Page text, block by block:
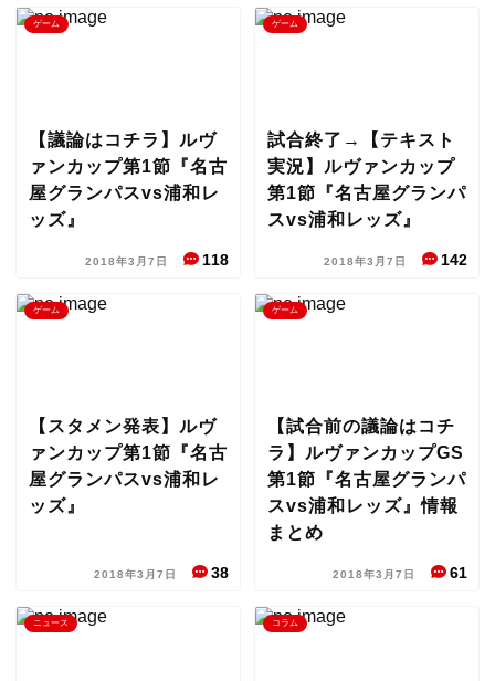
ゲーム
【議論はコチラ】ルヴ
ァンカップ第1節『名古
屋グランパスvs浦和レ
ッズ』
2018年3月7日 118
ゲーム
試合終了→【テキスト
実況】ルヴァンカップ
第1節『名古屋グランパ
スvs浦和レッズ』
2018年3月7日 142
ゲーム
【スタメン発表】ルヴ
ァンカップ第1節『名古
屋グランパスvs浦和レ
ッズ』
2018年3月7日 38
ゲーム
【試合前の議論はコチ
ラ】ルヴァンカップGS
第1節『名古屋グランパ
スvs浦和レッズ』情報
まとめ
2018年3月7日 61
ニュース コラム